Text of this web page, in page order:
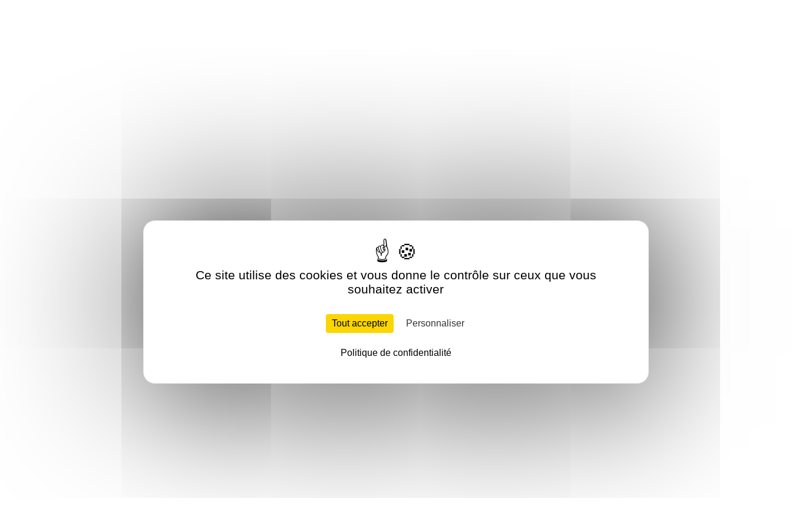
Ce site utilise des cookies et vous donne le contrôle sur ceux que vous
souhaitez activer
Tout accepter Personnaliser
Politique de confidentialité